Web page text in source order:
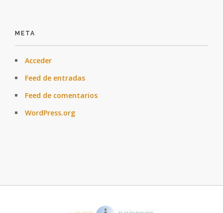
META
Acceder
Feed de entradas
Feed de comentarios
WordPress.org